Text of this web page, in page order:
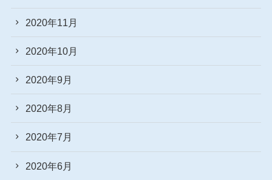
2020年11月
2020年10月
2020年9月
2020年8月
2020年7月
2020年6月